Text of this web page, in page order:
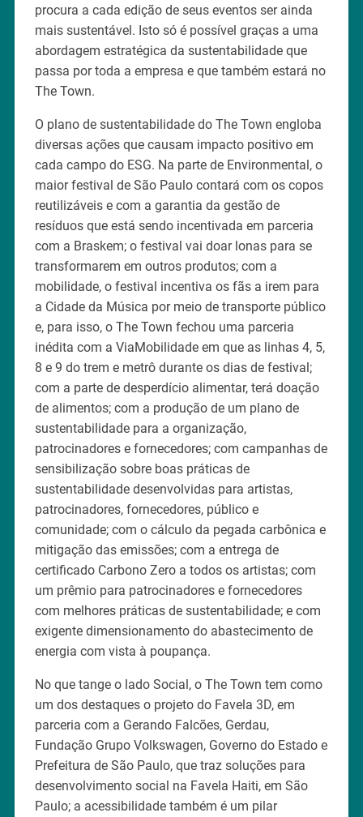
procura a cada edição de seus eventos ser ainda
mais sustentável. Isto só é possível graças a uma
abordagem estratégica da sustentabilidade que
passa por toda a empresa e que também estará no
The Town.
O plano de sustentabilidade do The Town engloba
diversas ações que causam impacto positivo em
cada campo do ESG. Na parte de Environmental, o
maior festival de São Paulo contará com os copos
reutilizáveis e com a garantia da gestão de
resíduos que está sendo incentivada em parceria
com a Braskem; o festival vai doar lonas para se
transformarem em outros produtos; com a
mobilidade, o festival incentiva os fãs a irem para
a Cidade da Música por meio de transporte público
e, para isso, o The Town fechou uma parceria
inédita com a ViaMobilidade em que as linhas 4, 5,
8 e 9 do trem e metrô durante os dias de festival;
com a parte de desperdício alimentar, terá doação
de alimentos; com a produção de um plano de
sustentabilidade para a organização,
patrocinadores e fornecedores; com campanhas de
sensibilização sobre boas práticas de
sustentabilidade desenvolvidas para artistas,
patrocinadores, fornecedores, público e
comunidade; com o cálculo da pegada carbônica e
mitigação das emissões; com a entrega de
certificado Carbono Zero a todos os artistas; com
um prêmio para patrocinadores e fornecedores
com melhores práticas de sustentabilidade; e com
exigente dimensionamento do abastecimento de
energia com vista à poupança.
No que tange o lado Social, o The Town tem como
um dos destaques o projeto do Favela 3D, em
parceria com a Gerando Falcões, Gerdau,
Fundação Grupo Volkswagen, Governo do Estado e
Prefeitura de São Paulo, que traz soluções para
desenvolvimento social na Favela Haiti, em São
Paulo; a acessibilidade também é um pilar